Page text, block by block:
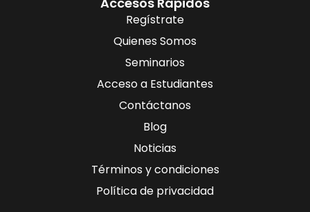
Regístrate
Quienes Somos
Seminarios
Acceso a Estudiantes
Contáctanos
Blog
Noticias
Términos y condiciones
Política de privacidad